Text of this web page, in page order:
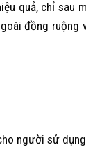
quả, chỉ sau
đồng ruộng
người sử